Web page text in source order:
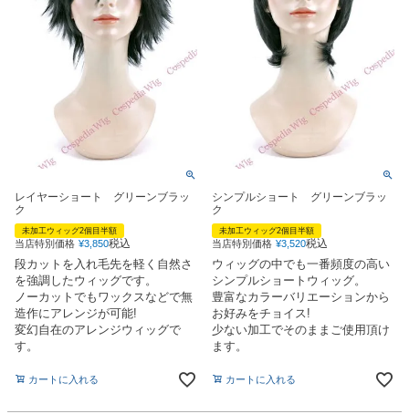
レイヤーショート グリーンブラッ
ク
未加工ウィッグ2個目半額
当店特別価格 ¥3,850税込
段カットを入れ毛先を軽く自然さ
を強調したウィッグです。
ノーカットでもワックスなどで無
造作にアレンジが可能!
変幻自在のアレンジウィッグで
す。
カートに入れる
シンプルショート グリーンブラッ
ク
未加工ウィッグ2個目半額
当店特別価格 ¥3,520税込
ウィッグの中でも一番頻度の高い
シンプルショートウィッグ。
豊富なカラーバリエーションから
お好みをチョイス!
少ない加工でそのままご使用頂け
ます。
カートに入れる